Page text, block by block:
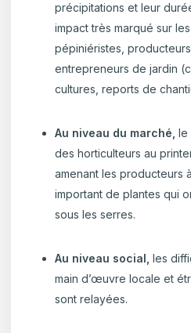
précipitations et leur
impact très marqué sur
pépiniéristes,
entrepreneurs de jardin
cultures, reports de
Au niveau du marché,le
des horticulteurs au
amenant les producteurs
important de plantes qui
sous les serres.
Au niveau social,les
main d’œuvre locale et
sont relayées.